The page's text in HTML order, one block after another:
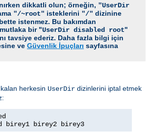
dikkatli olun; örneğin, "UserDir
"/~root" isteklerini "/" dizinine
istenmez. Bu bakımdan
mutlaka bir "UserDir disabled root"
tavsiye ederiz. Daha fazla bilgi için
ve Güvenlik İpuçları sayfasına
herkesin UserDir dizinlerini iptal etmek
birey1 birey2 birey3